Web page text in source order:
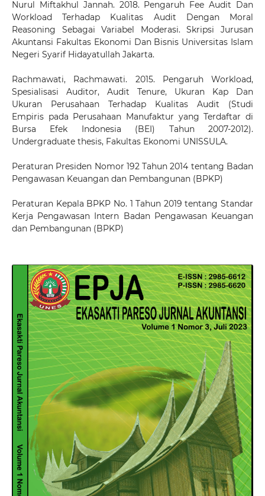
Nurul Miftakhul Jannah. 2018. Pengaruh Fee Audit Dan
Workload Terhadap Kualitas Audit Dengan Moral
Reasoning Sebagai Variabel Moderasi. Skripsi Jurusan
Akuntansi Fakultas Ekonomi Dan Bisnis Universitas Islam
Negeri Syarif Hidayatullah Jakarta.
Rachmawati, Rachmawati. 2015. Pengaruh Workload,
Spesialisasi Auditor, Audit Tenure, Ukuran Kap Dan
Ukuran Perusahaan Terhadap Kualitas Audit (Studi
Empiris pada Perusahaan Manufaktur yang Terdaftar di
Bursa Efek Indonesia (BEI) Tahun 2007-2012).
Undergraduate thesis, Fakultas Ekonomi UNISSULA.
Peraturan Presiden Nomor 192 Tahun 2014 tentang Badan
Pengawasan Keuangan dan Pembangunan (BPKP)
Peraturan Kepala BPKP No. 1 Tahun 2019 tentang Standar
Kerja Pengawasan Intern Badan Pengawasan Keuangan
dan Pembangunan (BPKP)